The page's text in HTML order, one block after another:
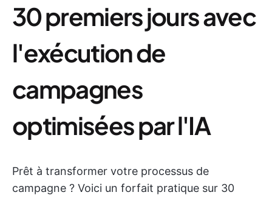
30 premiers jours avec
l'exécution de
campagnes
optimisées par l'IA
Prêt à transformer votre processus de
campagne ? Voici un forfait pratique sur 30